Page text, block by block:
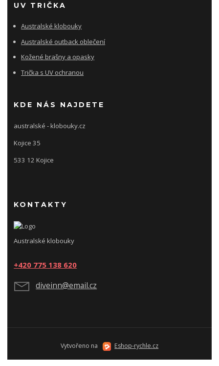
UV TRIČKA
Australské klobouky
Australské outback oblečení
Kožené brašny a opasky
Trička s UV ochranou
KDE NÁS NAJDETE
australské - klobouky.cz
Kojice 35
533 12 Kojice
KONTAKTY
Australské klobouky
+420 775 138 620
diveinn@email.cz
Vytvořeno na Eshop-rychle.cz